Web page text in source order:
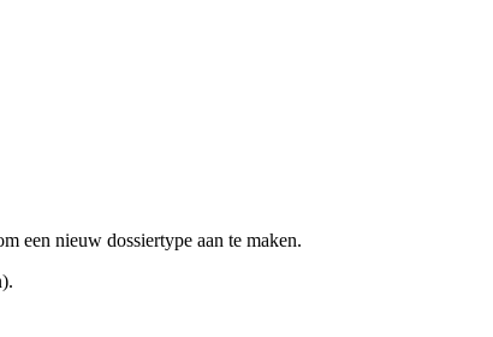
een nieuw dossiertype aan te maken.